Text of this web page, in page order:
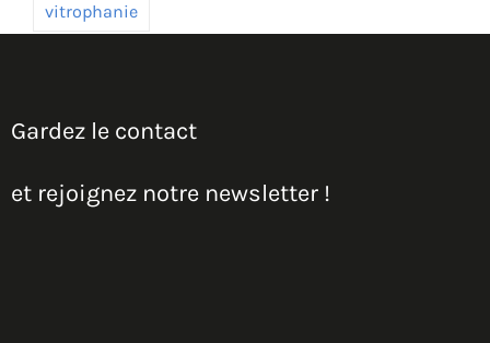
vitrophanie
Gardez le contact
et rejoignez notre newsletter !